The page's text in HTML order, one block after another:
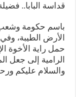
قداسة البابا..
باسم حكومة وشعب
الأرض الطيبة،
حمل راية الأخوة
الرامية إلى جعل
والسلام عليكم